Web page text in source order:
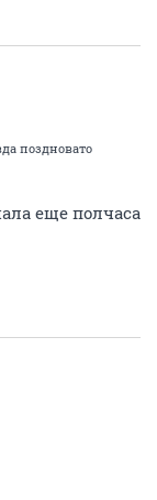
поздновато
еще полчаса